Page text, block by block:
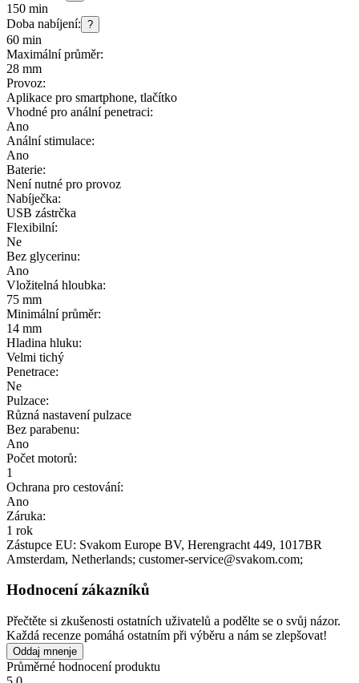
150 min
Doba nabíjení: ?
60 min
Maximální průměr:
28 mm
Provoz:
Aplikace pro smartphone, tlačítko
Vhodné pro anální penetraci:
Ano
Anální stimulace:
Ano
Baterie:
Není nutné pro provoz
Nabíječka:
USB zástrčka
Flexibilní:
Ne
Bez glycerinu:
Ano
Vložitelná hloubka:
75 mm
Minimální průměr:
14 mm
Hladina hluku:
Velmi tichý
Penetrace:
Ne
Pulzace:
Různá nastavení pulzace
Bez parabenu:
Ano
Počet motorů:
1
Ochrana pro cestování:
Ano
Záruka:
1 rok
Zástupce EU: Svakom Europe BV, Herengracht 449, 1017BR
Amsterdam, Netherlands; customer-service@svakom.com;
Hodnocení zákazníků
Přečtěte si zkušenosti ostatních uživatelů a podělte se o svůj názor.
Každá recenze pomáhá ostatním při výběru a nám se zlepšovat!
Oddaj mnenje
Průměrné hodnocení produktu